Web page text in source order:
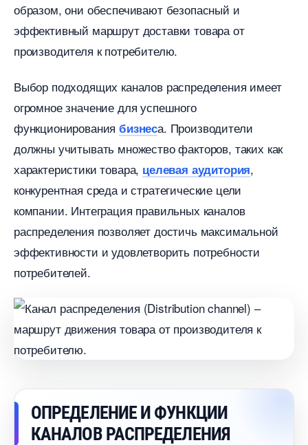
образом, они обеспечивают безопасный и
эффективный маршрут доставки товара от
производителя к потребителю.​
ыбор подходящих каналов распределения имеет
огромное значение для успешного
функционированияизнеса.​ Производители
должны учитывать множество факторов, таких как
характеристики товара, целевая аудитория,
конкурентная среда и стратегические цели
компании. Интеграция правильных канало
распределения позволяет достичь максимальной
эффективности и удовлетворить потребности
потребителей.​
ОПРЕДЕЛЕНИЕ И ФУНКЦИИ
КАНАЛОВ РАСПРЕДЕЛЕНИЯ